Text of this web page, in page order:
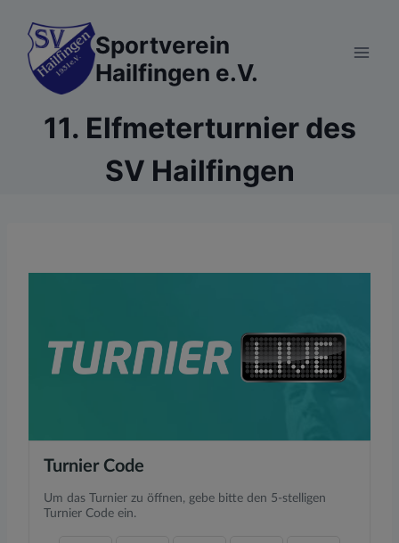
Inhalt
springen
Sportverein
Hailfingen e.V.
11. Elfmeterturnier des
SV Hailfingen